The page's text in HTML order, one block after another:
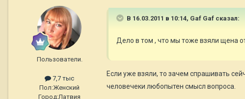
Пользователи.
7,7 тыс
Пол:Женский
Город:Латвия
В 16.03.2011 в 10:14, Gaf Gaf сказал:
Дело в том , что мы тоже взяли щена
Если уже взяли, то зачем спрашивать
человечеки любопытен смысл вопроса.